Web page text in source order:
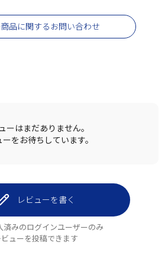
品に関するお問い合わせ
ーはまだありません。
ーをお待ちしています。
レビューを書く
済みのログインユーザーのみ
ビューを投稿できます